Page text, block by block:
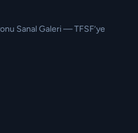
Sanal Galeri — TFSF’ye